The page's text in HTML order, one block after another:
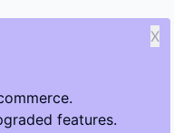
features.
X
answers and cleaner